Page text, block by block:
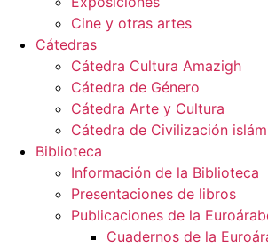
Cine y otras artes
Cátedras
Cátedra Cultura Amazigh
Cátedra de Género
Cátedra Arte y Cultura
Cátedra de Civilización
Biblioteca
Información de la Biblioteca
Presentaciones de libros
Publicaciones de la
Cuadernos de la